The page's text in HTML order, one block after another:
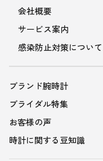
会社概要
サービス案内
感染防止対策について
ブランド腕時計
ブライダル特集
お客様の声
時計に関する豆知識